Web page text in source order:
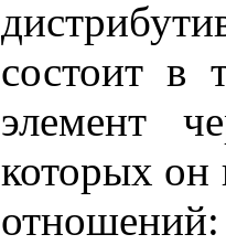
состоит в
элемент
которых он